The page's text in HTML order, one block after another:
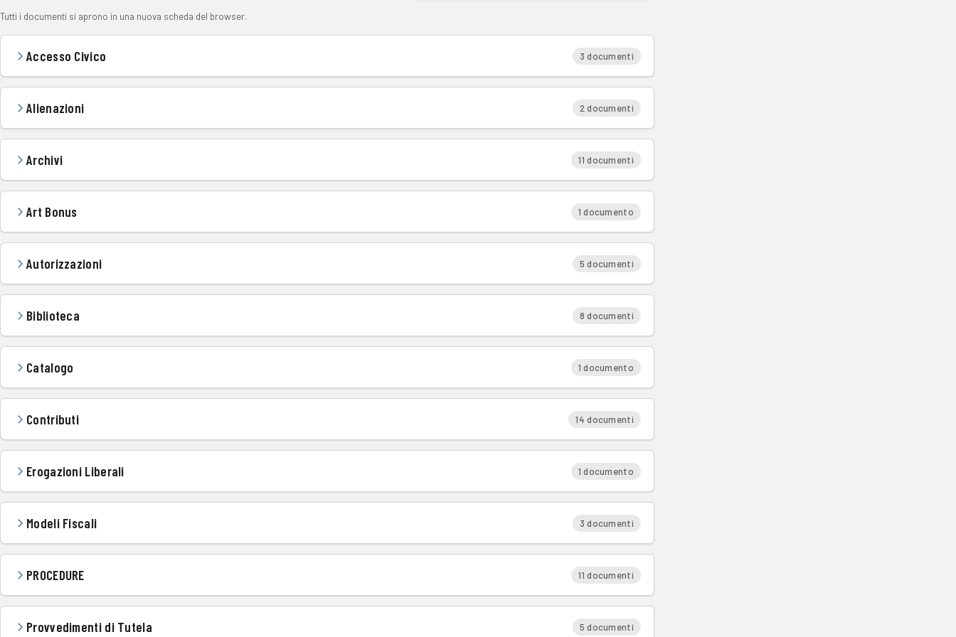
Tutti i documenti si aprono in una nuova scheda del browser.
Accesso Civico 3 documenti
Alienazioni 2 documenti
Archivi 11 documenti
Art Bonus 1 documento
Autorizzazioni 5 documenti
Biblioteca 8 documenti
Catalogo 1 documento
Contributi 14 documenti
Erogazioni Liberali 1 documento
Modeli Fiscali 3 documenti
PROCEDURE 11 documenti
Provvedimenti di Tutela 5 documenti